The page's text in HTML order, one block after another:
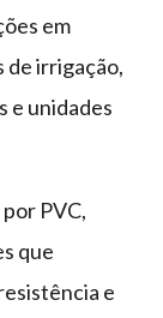
em
de irrigação,
e unidades
PVC,
que
e